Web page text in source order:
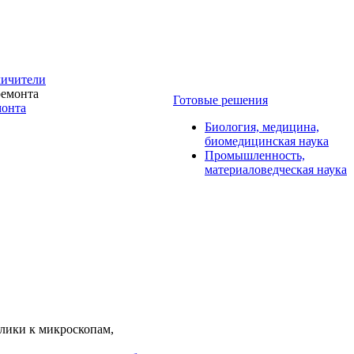
Готовые решения
Биология, медицина,
биомедицинская наука
Промышленность,
материаловедческая наука